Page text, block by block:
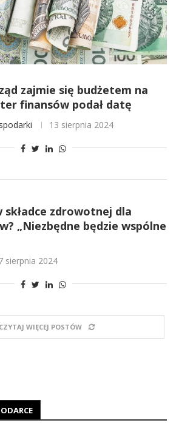
zajmie się budżetem na
finansów podał datę
13 sierpnia 2024
składce zdrowotnej dla
„Niezbędne będzie wspólne
sierpnia 2024
WIĘCEJ POSTÓW